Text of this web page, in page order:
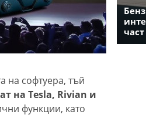
на софтуера, тъй
на Tesla, Rivian и
функции, като
част